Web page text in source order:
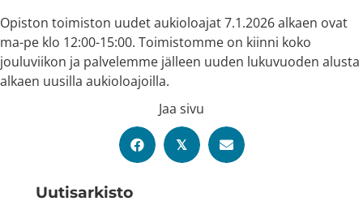
Uutis­arkisto
Opiston toimiston uudet aukioloajat 7.1.2026 alkaen ovat
ma-pe klo 12:00-15:00. Toimistomme on kiinni koko
jouluviikon ja palvelemme jälleen uuden lukuvuoden alusta
alkaen uusilla aukioloajoilla.
Jaa sivu
𝕏